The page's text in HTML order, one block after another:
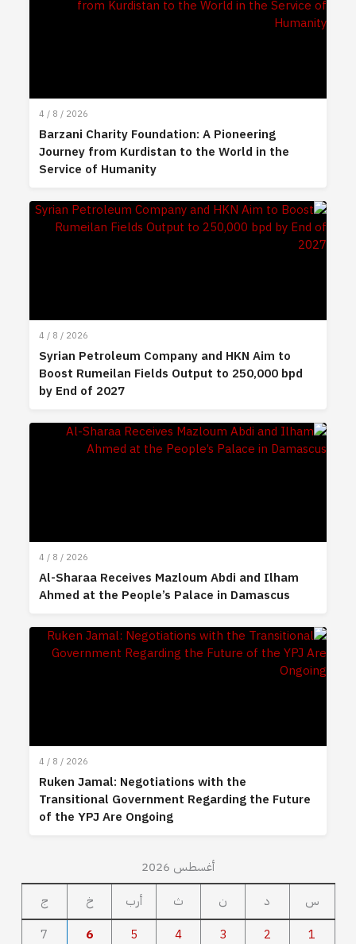
4 / 8 / 2026
Barzani Charity Foundation: A Pioneering
Journey from Kurdistan to the World in the
Service of Humanity
4 / 8 / 2026
Syrian Petroleum Company and HKN Aim to
Boost Rumeilan Fields Output to 250,000 bpd
by End of 2027
4 / 8 / 2026
Al-Sharaa Receives Mazloum Abdi and Ilham
Ahmed at the People’s Palace in Damascus
4 / 8 / 2026
Ruken Jamal: Negotiations with the
Transitional Government Regarding the Future
of the YPJ Are Ongoing
أغسطس 2026
س
د ن ث أرب خ
ج
1
2
3
4
5
6
7